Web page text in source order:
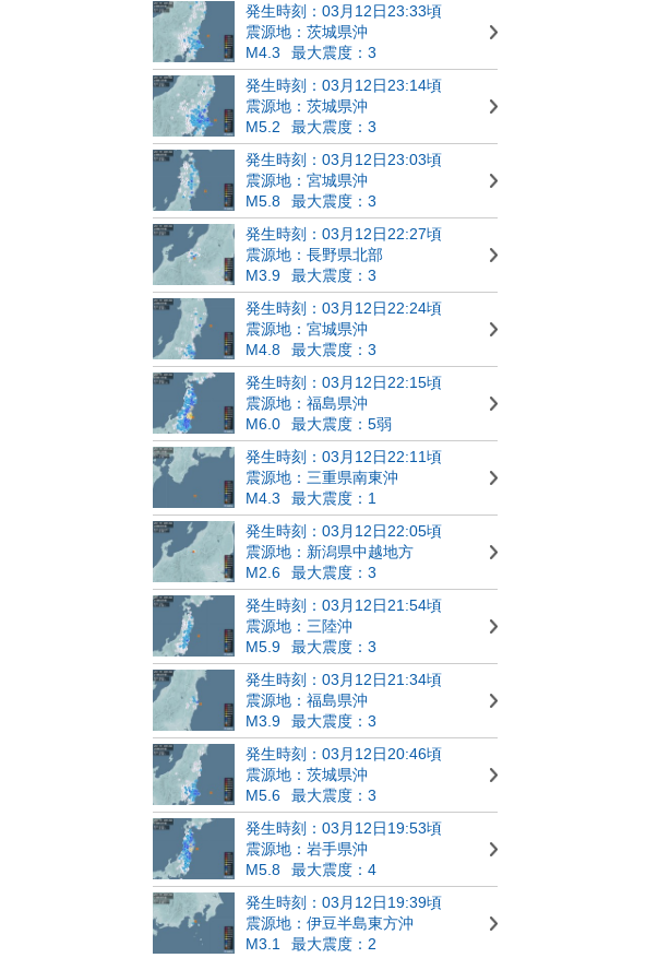
発生時刻：03月12日23:33頃
震源地：茨城県沖
M4.3
最大震度：3
発生時刻：03月12日23:14頃
震源地：茨城県沖
M5.2
最大震度：3
発生時刻：03月12日23:03頃
震源地：宮城県沖
M5.8
最大震度：3
発生時刻：03月12日22:27頃
震源地：長野県北部
M3.9
最大震度：3
発生時刻：03月12日22:24頃
震源地：宮城県沖
M4.8
最大震度：3
発生時刻：03月12日22:15頃
震源地：福島県沖
M6.0
最大震度：5弱
発生時刻：03月12日22:11頃
震源地：三重県南東沖
M4.3
最大震度：1
発生時刻：03月12日22:05頃
震源地：新潟県中越地方
M2.6
最大震度：3
発生時刻：03月12日21:54頃
震源地：三陸沖
M5.9
最大震度：3
発生時刻：03月12日21:34頃
震源地：福島県沖
M3.9
最大震度：3
発生時刻：03月12日20:46頃
震源地：茨城県沖
M5.6
最大震度：3
発生時刻：03月12日19:53頃
震源地：岩手県沖
M5.8
最大震度：4
発生時刻：03月12日19:39頃
震源地：伊豆半島東方沖
M3.1
最大震度：2